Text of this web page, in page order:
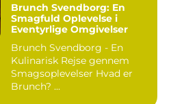
Brunch Svendborg: En
Smagfuld Oplevelse i
Eventyrlige Omgivelser
Brunch Svendborg - En
Kulinarisk Rejse gennem
Smagsoplevelser Hvad er
Brunch? ...